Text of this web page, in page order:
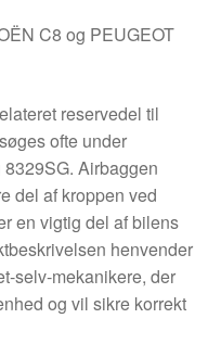
C8 og PEUGEOT
reservedel til
ofte under
Airbaggen
del af kroppen ved
en vigtig del af bilens
henvender
selv-mekanikere, der
og vil sikre korrekt